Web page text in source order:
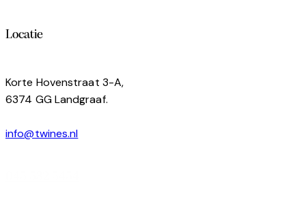
Locatie
Korte Hovenstraat 3-A,
6374 GG Landgraaf.
info@twines.nl